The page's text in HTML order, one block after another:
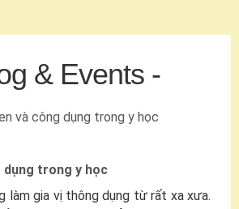
& Events -
dụng trong y học
làm gia vị thông dụng từ rất xa xưa.